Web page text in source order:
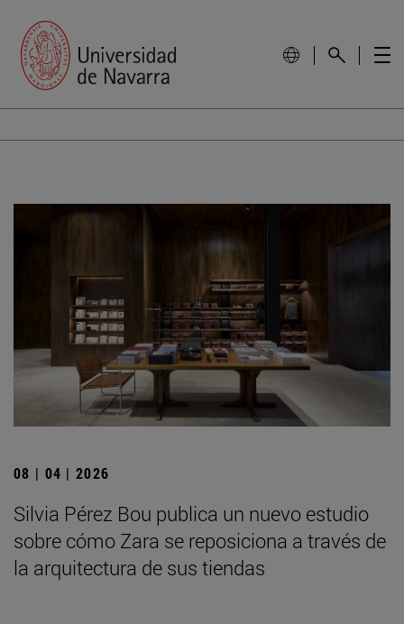
08 | 04 | 2026
Silvia Pérez Bou publica un nuevo estudio
sobre cómo Zara se reposiciona a través de
la arquitectura de sus tiendas